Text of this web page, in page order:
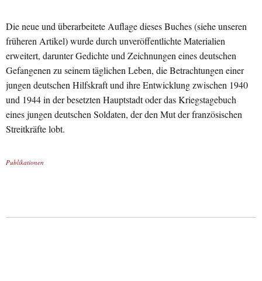
Die neue und überarbeitete Auflage dieses Buches (siehe unseren
früheren Artikel) wurde durch unveröffentlichte Materialien
erweitert, darunter Gedichte und Zeichnungen eines deutschen
Gefangenen zu seinem täglichen Leben, die Betrachtungen einer
jungen deutschen Hilfskraft und ihre Entwicklung zwischen 1940
und 1944 in der besetzten Hauptstadt oder das Kriegstagebuch
eines jungen deutschen Soldaten, der den Mut der französischen
Streitkräfte lobt.
Publikationen